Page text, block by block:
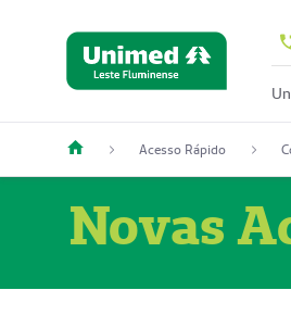
Acesso Rápido
Novas